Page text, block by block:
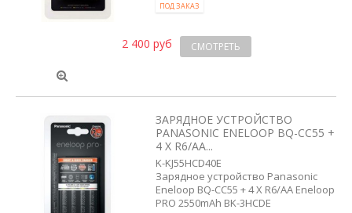
ПОД ЗАКАЗ
2 400 руб СМОТРЕТЬ
ЗАРЯДНОЕ УСТРОЙСТВО
PANASONIC ENELOOP BQ-CC55 +
4 X R6/AA...
K-KJ55HCD40E
Зарядное устройство Panasonic
Eneloop BQ-CC55 + 4 X R6/AA Eneloop
PRO 2550mAh BK-3HCDE